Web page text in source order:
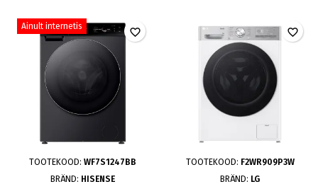
Ainult internetis
TOOTEKOOD: WF7S1247BB
BRÄND: HISENSE
favorite_border
TOOTEKOOD: F2WR909P3W
BRÄND: LG
favorite_border